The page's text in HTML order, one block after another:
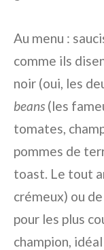
Au menu :
comme ils
noir (oui, les
beans (les
tomates,
pommes de
toast. Le tout
crémeux) ou
pour les plus
champion,